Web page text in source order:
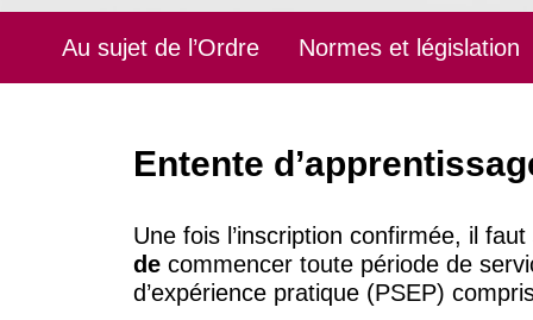
Au sujet de l’Ordre Normes et législation
Entente
Une fois l’inscription confirmée, il
decommencer toute période de
d’expérience pratique (PSEP)